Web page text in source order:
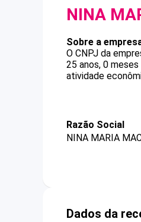
NINA
Sobre a
O CNPJ da
25 anos, 0
atividade
Razão Social
NINA MARIA
Dados da